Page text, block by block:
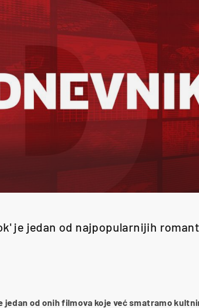
je jedan od najpopularnijih
jedan od onih filmova koje već smatramo